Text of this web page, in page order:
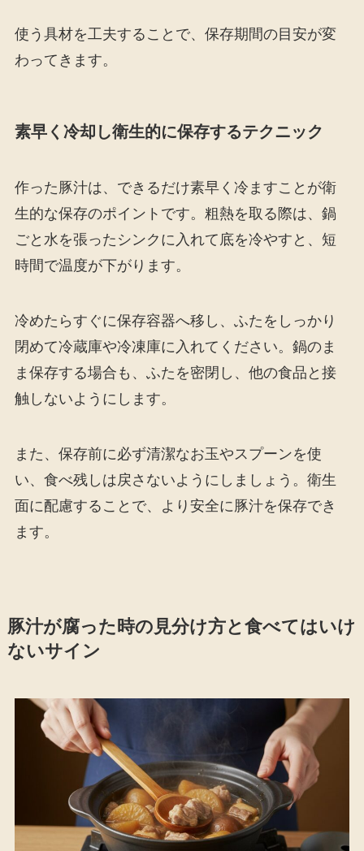
使う具材を工夫することで、保存期間の目安が変
わってきます。
素早く冷却し衛生的に保存するテクニック
作った豚汁は、できるだけ素早く冷ますことが衛
生的な保存のポイントです。粗熱を取る際は、鍋
ごと水を張ったシンクに入れて底を冷やすと、短
時間で温度が下がります。
冷めたらすぐに保存容器へ移し、ふたをしっかり
閉めて冷蔵庫や冷凍庫に入れてください。鍋のま
ま保存する場合も、ふたを密閉し、他の食品と接
触しないようにします。
また、保存前に必ず清潔なお玉やスプーンを使
い、食べ残しは戻さないようにしましょう。衛生
面に配慮することで、より安全に豚汁を保存でき
ます。
豚汁が腐った時の見分け方と食べてはいけ
ないサイン